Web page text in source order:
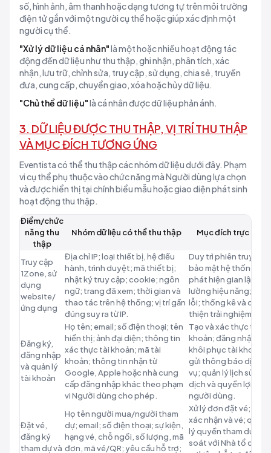
số, hình ảnh, âm thanh hoặc dạng tương tự trên môi trường
điện tử gắn với một người cụ thể hoặc giúp xác định một
người cụ thể.
"Xử lý dữ liệu cá nhân"là một hoặc nhiều hoạt động tác
động đến dữ liệu như thu thập, ghi nhận, phân tích, xác
nhận, lưu trữ, chỉnh sửa, truy cập, sử dụng, chia sẻ, truyền
đưa, cung cấp, chuyển giao, xóa hoặc hủy dữ liệu.
"Chủ thể dữ liệu"là cá nhân được dữ liệu phản ánh.
3. DỮ LIỆU ĐƯỢC THU THẬP, VỊ TRÍ THU THẬP
VÀ MỤC ĐÍCH TƯƠNG ỨNG
Eventista có thể thu thập các nhóm dữ liệu dưới đây. Phạm
vi cụ thể phụ thuộc vào chức năng mà Người dùng lựa chọn
và được hiển thị tại chính biểu mẫu hoặc giao diện phát sinh
hoạt động thu thập.
Điểm/chức
năng thu
thập
Nhóm dữ liệu có thể thu thập Mục đích trực tiếp
Truy cập
1Zone, sử
dụng
website/
ứng dụng
Địa chỉ IP; loại thiết bị, hệ điều
hành, trình duyệt; mã thiết bị;
nhật ký truy cập; cookie; ngôn
ngữ; trang đã xem; thời gian và
thao tác trên hệ thống; vị trí gần
đúng suy ra từ IP.
Duy trì phiên truy cập;
bảo mật hệ thống;
phát hiện gian lận; đo
lường hiệu năng; sửa
lỗi; thống kê và cải
thiện trải nghiệm.
Đăng ký,
đăng nhập
và quản lý
tài khoản
Họ tên; email; số điện thoại; tên
hiển thị; ảnh đại diện; thông tin
xác thực tài khoản; mã tài
khoản; thông tin nhận từ
Google, Apple hoặc nhà cung
cấp đăng nhập khác theo phạm
vi Người dùng cho phép.
Tạo và xác thực tài
khoản; đăng nhập;
khôi phục tài khoản;
gửi thông báo dịch
vụ; quản lý lịch sử
dịch và quyền lợi
người dùng.
Đặt vé,
đăng ký
tham dự và
Họ tên người mua/người tham
dự; email; số điện thoại; sự kiện,
hạng vé, chỗ ngồi, số lượng, mã
đơn, mã vé/QR; yêu cầu hỗ trợ;
Xử lý đơn đặt vé; gửi
xác nhận và vé; quản
lý quyền tham dự; đối
soát với Nhà tổ chức